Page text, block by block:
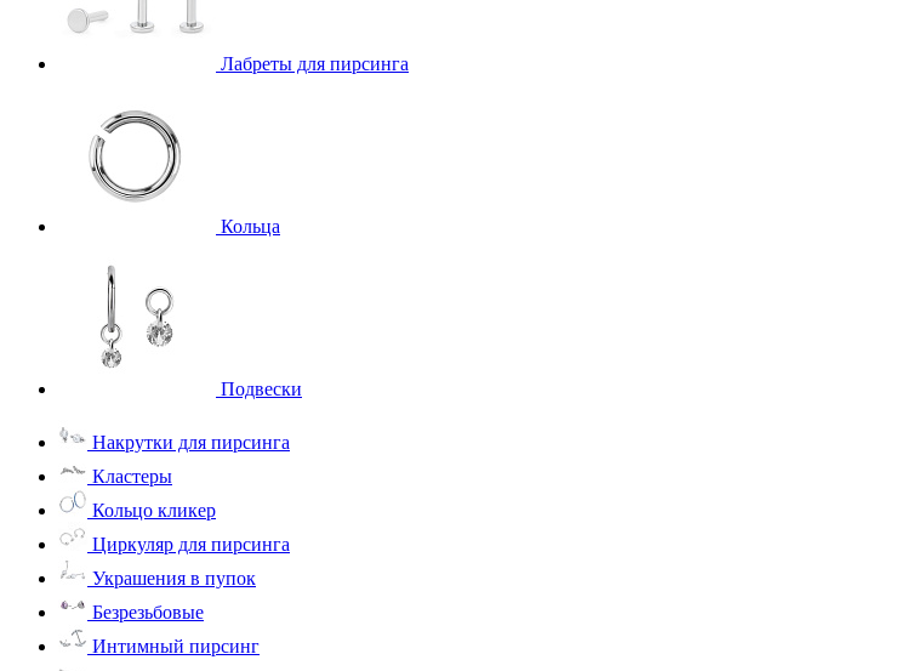
Лабреты для пирсинга
Кольца
Подвески
Накрутки для пирсинга
Кластеры
Кольцо кликер
Циркуляр для пирсинга
Украшения в пупок
Безрезьбовые
Интимный пирсинг